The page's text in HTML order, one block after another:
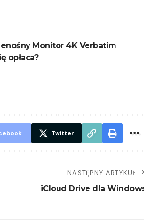
Monitor 4K Verbatim
opłaca?
Twitter
NASTĘPNY ARTYKUŁ
iCloud Drive dla